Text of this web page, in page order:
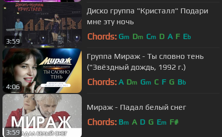
3:59
Диско группа "Кристалл" Подари
мне эту ночь
Chords: Gm Dm Cm D A F Eb
4:06
Группа Мираж - Ты словно тень
("Звёздный дождь, 1992 г.)
Chords: A Dm Gm C F G Bb
3:59
Мираж - Падал белый снег
Chords: Bm A D G Em F#